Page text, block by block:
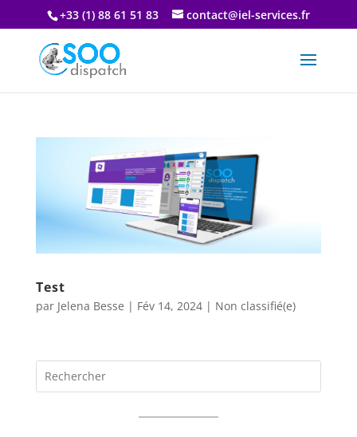
+33 (1) 88 61 51 83 contact@iel-services.fr
Test
par Jelena Besse | Fév 14, 2024| Non classifié(e)